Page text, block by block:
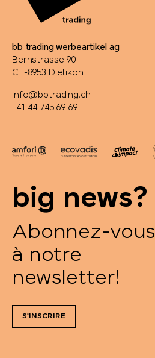
bb trading werbeartikel ag
Bernstrasse 90
CH-8953 Dietikon
info@bbtrading.ch
+41 44 745 69 69
big news?
Abonnez-vous
à notre
newsletter!
S'INSCRIRE